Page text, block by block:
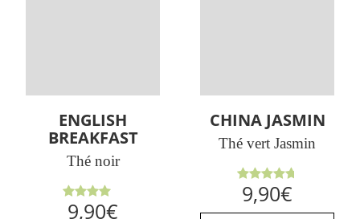
ENGLISH
BREAKFAST
Thé noir
Note
9,90€
CHINA JASMIN
Thé vert Jasmin
Note
4.71sur
5
9,90€